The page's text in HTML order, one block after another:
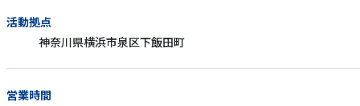
活動拠点
神奈川県横浜市泉区下飯田町
営業時間